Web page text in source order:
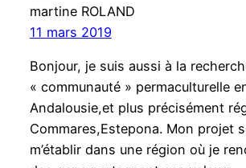
martine ROLAND
11 mars 2019
Bonjour, je suis aussi à la
« communauté » permaculturelle
Andalousie,et plus précisément
Commares,Estepona. Mon projet
m’établir dans une région où je